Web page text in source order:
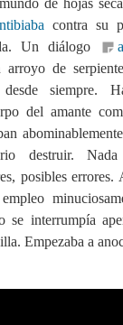
de hojas
contra su
Un diálogo
arroyo de
siempre.
del amante
destruir.
posibles
se interrumpía
Empezaba a